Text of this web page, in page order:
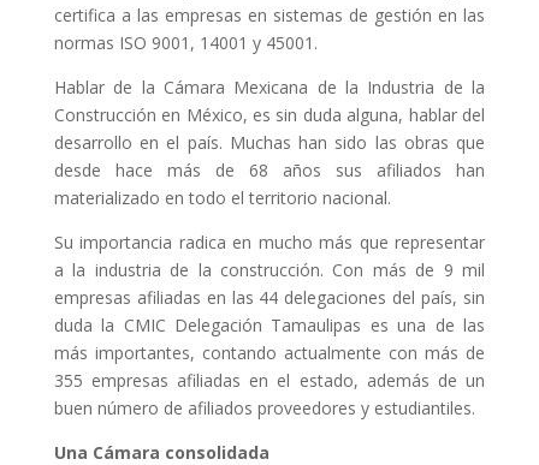
certifica a las empresas en sistemas de gestión en las
normas ISO 9001, 14001 y 45001.
Hablar de la Cámara Mexicana de la Industria de la
Construcción en México, es sin duda alguna, hablar del
desarrollo en el país. Muchas han sido las obras que
desde hace más de 68 años sus afiliados han
materializado en todo el territorio nacional.
Su importancia radica en mucho más que representar
a la industria de la construcción. Con más de 9 mil
empresas afiliadas en las 44 delegaciones del país, sin
duda la CMIC Delegación Tamaulipas es una de las
más importantes, contando actualmente con más de
355 empresas afiliadas en el estado, además de un
buen número de afiliados proveedores y estudiantiles.
Una Cámara consolidada